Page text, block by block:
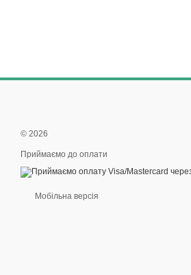
© 2026
Приймаємо до оплати
Мобільна версія